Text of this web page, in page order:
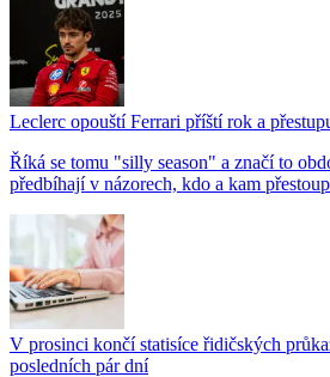
Leclerc opouští Ferrari příští rok a
Říká se tomu "silly season" a značí to
předbíhají v názorech, kdo a kam
V prosinci končí statisíce řidičských
posledních pár dní